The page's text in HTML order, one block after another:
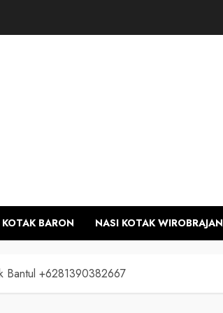
BARON NASI KOTAK WIROBRAJAN
Bantul +6281390382667